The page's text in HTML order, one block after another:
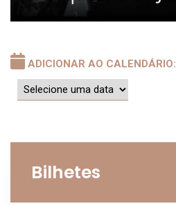
ADICIONAR AO CALENDÁRIO:
Bilhetes